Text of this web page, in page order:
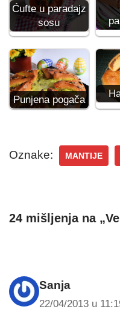
Ćufte u paradajz
sosu
Punjena pogača
Oznake: MANTIJE
24 mišljenja na
Sanja
22/04/2013 u